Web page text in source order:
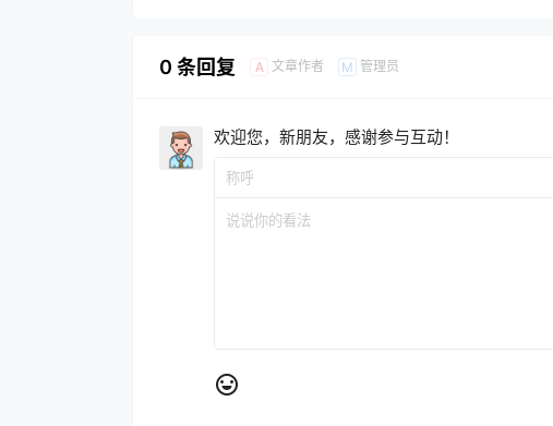
0 条回复 A 文章作者 M 管理员
欢迎您，新朋友，感谢参与互动！